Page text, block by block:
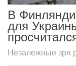
В
для
Незалежные зря